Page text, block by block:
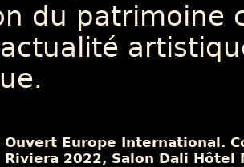
du patrimoine
Ouvert Europe International.
Riviera 2022, Salon Dali Hôtel